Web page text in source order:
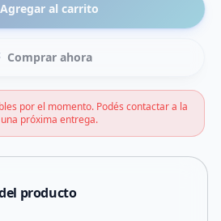
Agregar al carrito
Comprar ahora
por el momento. Podés contactar a la
próxima entrega.
producto